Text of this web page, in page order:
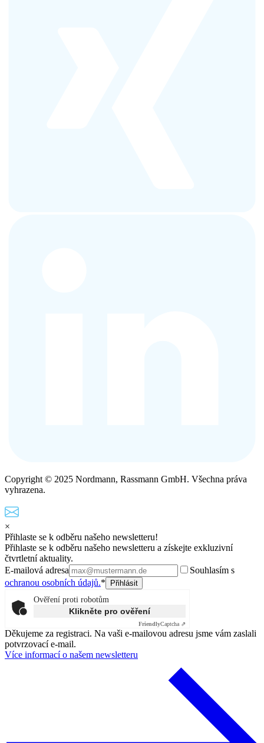
Copyright © 2025 Nordmann, Rassmann GmbH. Všechna práva
vyhrazena.
×
Přihlaste se k odběru našeho newsletteru!
Přihlaste se k odběru našeho newsletteru a získejte exkluzivní
čtvrtletní aktuality.
E-mailová adresa
Souhlasím s
ochranou osobních údajů.*
Ověření proti robotům
Klikněte pro ověření
FriendlyCaptcha ⇗
Děkujeme za registraci. Na vaši e-mailovou adresu jsme vám zaslali
potvrzovací e-mail.
Více informací o našem newsletteru